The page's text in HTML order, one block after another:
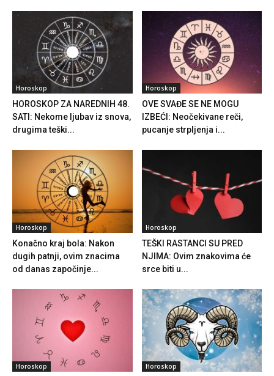
Horoskop
HOROSKOP ZA NAREDNIH 48.
SATI: Nekome ljubav iz snova,
drugima teški...
Horoskop
OVE SVAĐE SE NE MOGU
IZBEĆI: Neočekivane reči,
pucanje strpljenja i...
Horoskop
Konačno kraj bola: Nakon
dugih patnji, ovim znacima
od danas započinje...
Horoskop
TEŠKI RASTANCI SU PRED
NJIMA: Ovim znakovima će
srce biti u...
Horoskop Horoskop